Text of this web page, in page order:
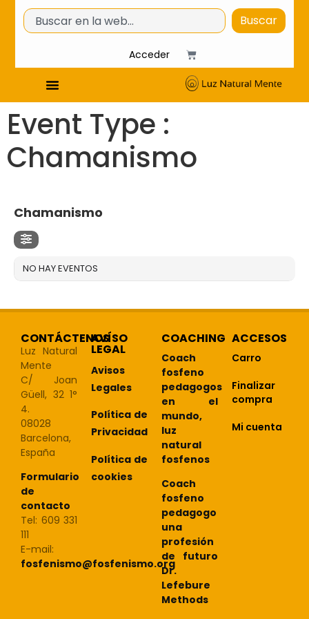
Buscar
Acceder
Event Type :
Chamanismo
Chamanismo
NO HAY EVENTOS
CONTÁCTENOS
Luz Natural
Mente
C/ Joan
Güell, 32 1°
4.
08028
Barcelona,
España
Formulario
de
contacto
Tel: 609 331
111
E-mail:
fosfenismo@fosfenismo.org
AVÍSO
LEGAL
Avisos
Legales
Política de
Privacidad
Política de
cookies
COACHING
Coach
fosfeno
pedagogos
en el
mundo,
luz
natural
fosfenos
Coach
fosfeno
pedagogo
una
profesión
de futuro
Dr.
Lefebure
Methods
ACCESOS
Carro
Finalizar
compra
Mi cuenta